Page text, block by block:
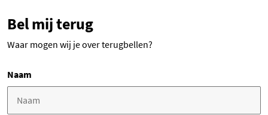
Bel mij terug
Waar mogen wij je over terugbellen?
Naam